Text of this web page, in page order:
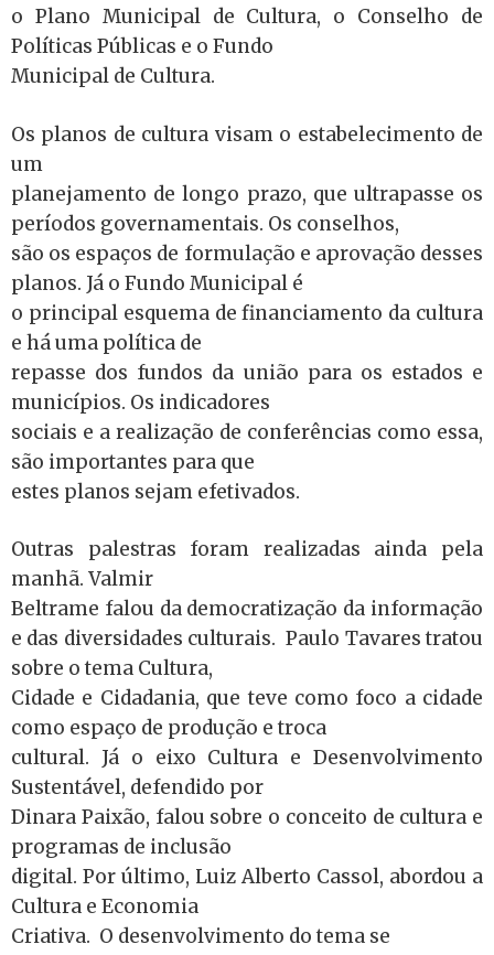
o Plano Municipal de Cultura, o Conselho de
Políticas Públicas e o Fundo
Municipal de Cultura.
Os planos de cultura visam o estabelecimento de
um
planejamento de longo prazo, que ultrapasse os
períodos governamentais. Os conselhos,
são os espaços de formulação e aprovação desses
planos. Já o Fundo Municipal é
o principal esquema de financiamento da cultura
e há uma política de
repasse dos fundos da união para os estados e
municípios. Os indicadores
sociais e a realização de conferências como essa,
são importantes para que
estes planos sejam efetivados.
Outras palestras foram realizadas ainda pela
manhã. Valmir
Beltrame falou da democratização da informação
e das diversidades culturais. Paulo Tavares tratou
sobre o tema Cultura,
Cidade e Cidadania, que teve como foco a cidade
como espaço de produção e troca
cultural. Já o eixo Cultura e Desenvolvimento
Sustentável, defendido por
Dinara Paixão, falou sobre o conceito de cultura e
programas de inclusão
digital. Por último, Luiz Alberto Cassol, abordou a
Cultura e Economia
Criativa. O desenvolvimento do tema se